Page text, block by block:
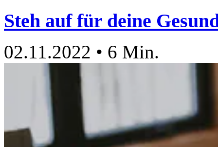
Steh auf für deine
02.11.2022 • 6 Min.